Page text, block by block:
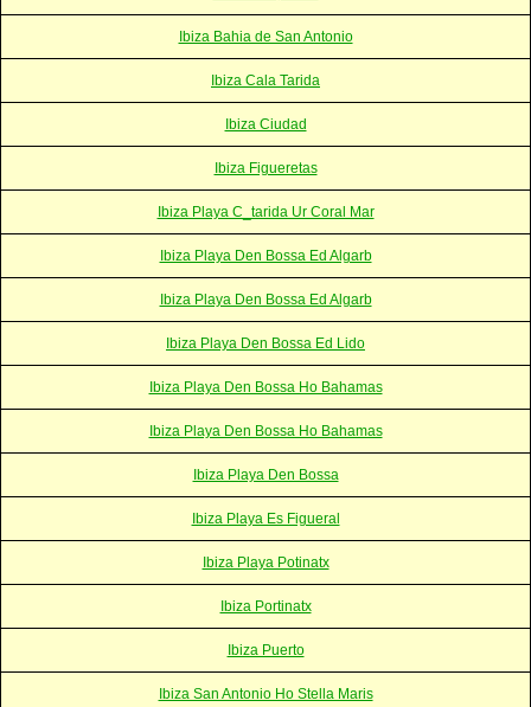
Ibiza Bahia de San Antonio
Ibiza Cala Tarida
Ibiza Ciudad
Ibiza Figueretas
Ibiza Playa C_tarida Ur Coral Mar
Ibiza Playa Den Bossa Ed Algarb
Ibiza Playa Den Bossa Ed Algarb
Ibiza Playa Den Bossa Ed Lido
Ibiza Playa Den Bossa Ho Bahamas
Ibiza Playa Den Bossa Ho Bahamas
Ibiza Playa Den Bossa
Ibiza Playa Es Figueral
Ibiza Playa Potinatx
Ibiza Portinatx
Ibiza Puerto
Ibiza San Antonio Ho Stella Maris